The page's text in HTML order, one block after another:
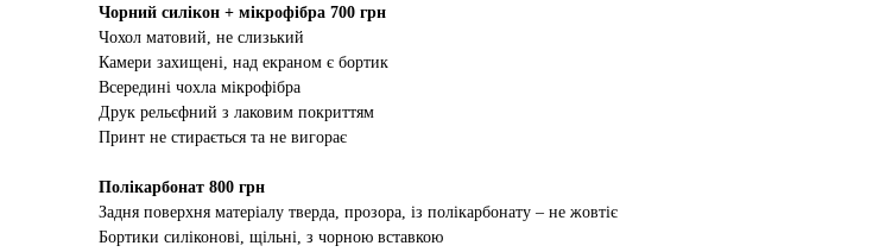
Чорний силікон + мікрофібра 700 грн
Чохол матовий, не слизький
Камери захищені, над екраном є бортик
Всередині чохла мікрофібра
Друк рельєфний з лаковим покриттям
Принт не стирається та не вигорає
Полікарбонат 800 грн
Задня поверхня матеріалу тверда, прозора, із полікарбонату – не жовтіє
Бортики силіконові, щільні, з чорною вставкою